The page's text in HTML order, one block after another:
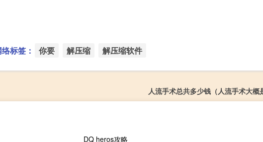
标签： 你要 解压缩 解压缩软件
人流手术总共多少钱（人流手术大概
DQ heros攻略